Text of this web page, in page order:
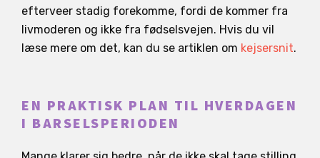
efterveer stadig forekomme, fordi de kommer fra
livmoderen og ikke fra fødselsvejen. Hvis du vil
læse mere om det, kan du se artiklen om kejsersnit.
EN PRAKTISK PLAN TIL HVERDAGEN
I BARSELSPERIODEN